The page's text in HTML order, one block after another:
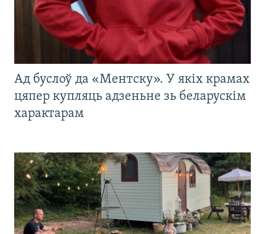
Ад буслоў да «Ментску». У якіх крамах
цяпер купляць адзеньне зь беларускім
характарам